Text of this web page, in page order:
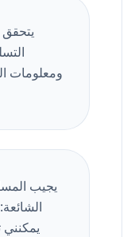
يتحقق
ومعلومات
يجيب
يمكنني